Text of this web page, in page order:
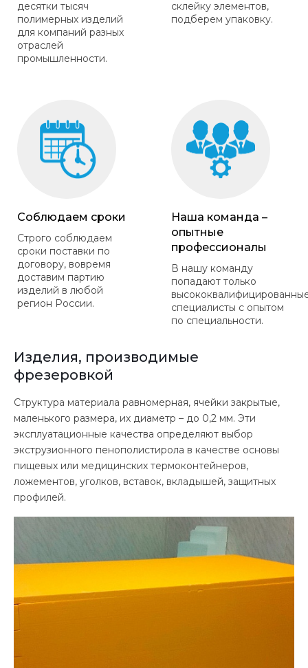
десятки тысяч
полимерных изделий
для компаний разных
отраслей
промышленности.
склейку элементов,
подберем упаковку.
Соблюдаем сроки
Строго соблюдаем
сроки поставки по
договору, вовремя
доставим партию
изделий в любой
регион России.
Наша команда –
опытные
профессионалы
В нашу команду
попадают только
специалисты с опытом
по специальности.
Изделия, производимые
фрезеровкой
Структура материала равномерная, ячейки закрытые,
маленького размера, их диаметр – до 0,2 мм. Эти
эксплуатационные качества определяют выбор
экструзионного пенополистирола в качестве основы
пищевых или медицинских термоконтейнеров,
ложементов, уголков, вставок, вкладышей, защитных
профилей.